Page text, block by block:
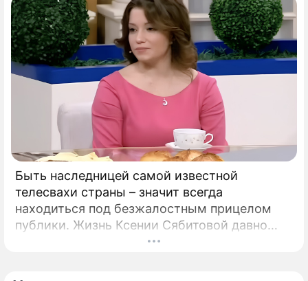
Быть наследницей самой известной
телесвахи страны – значит всегда
находиться под безжалостным прицелом
публики. Жизнь Ксении Сябитовой давно
рассматривают под мощной лупой.